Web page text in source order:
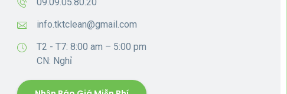
09.09.05.80.20
info.tktclean@gmail.com
T2 - T7: 8:00 am – 5:00 pm
CN: Nghỉ